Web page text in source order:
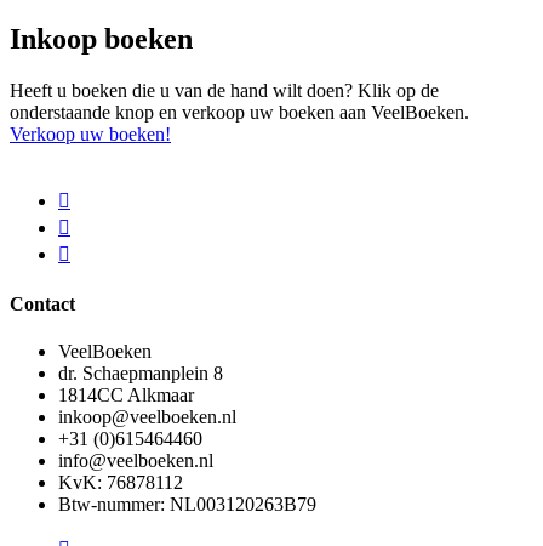
Inkoop boeken
Heeft u boeken die u van de hand wilt doen? Klik op de
onderstaande knop en verkoop uw boeken aan VeelBoeken.
Verkoop uw boeken!
Contact
VeelBoeken
dr. Schaepmanplein 8
1814CC Alkmaar
inkoop@veelboeken.nl
+31 (0)615464460
info@veelboeken.nl
KvK: 76878112
Btw-nummer: NL003120263B79